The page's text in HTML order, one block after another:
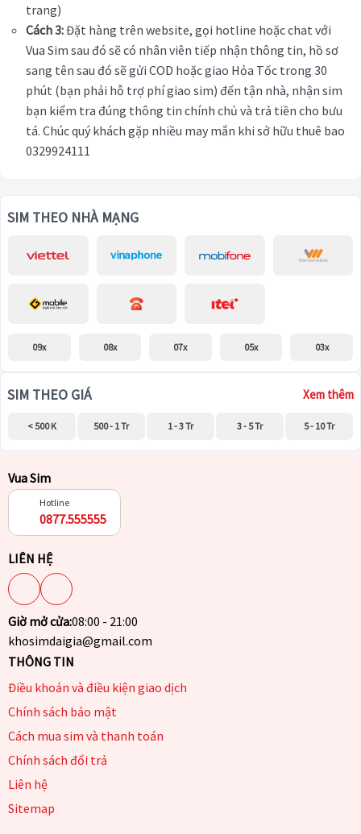
trang)
Cách 3:Đặt hàng trên website, gọi hotline hoặc chat với
Vua Sim sau đó sẽ có nhân viên tiếp nhận thông tin, hồ sơ
sang tên sau đó sẽ gửi COD hoặc giao Hỏa Tốc trong 30
phút (bạn phải hỗ trợ phí giao sim) đến tận nhà, nhận sim
bạn kiểm tra đúng thông tin chính chủ và trả tiền cho bưu
tá. Chúc quý khách gặp nhiều may mắn khi sở hữu thuê bao
0329924111
SIM THEO NHÀ MẠNG
09x 08x 07x 05x 03x
SIM THEO GIÁ Xem thêm
< 500 K 500 - 1 Tr 1 - 3 Tr 3 - 5 Tr 5 - 10 Tr
Vua Sim
Hotline
0877.555555
LIÊN HỆ
Giờ mở cửa:08:00 - 21:00
khosimdaigia@gmail.com
THÔNG TIN
Điều khoản và điều kiện giao dịch
Chính sách bảo mật
Cách mua sim và thanh toán
Chính sách đổi trả
Liên hệ
Sitemap